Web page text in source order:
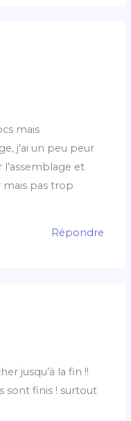
mais
j’ai un peu peur
et
mais pas trop
Répondre
jusqu’à la fin !!
sont finis ! surtout